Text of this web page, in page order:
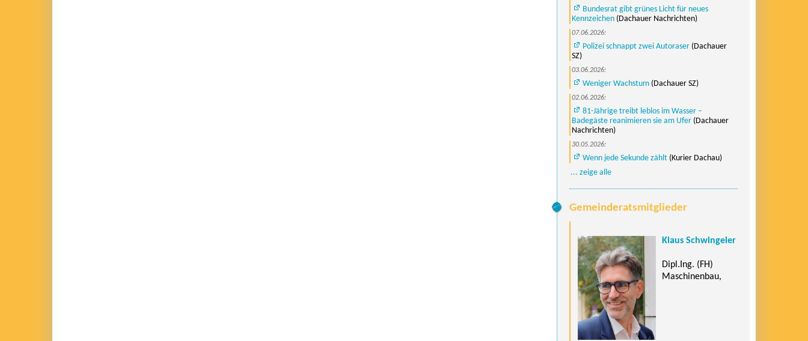
Bundesrat gibt grünes Licht für neues
Kennzeichen (Dachauer Nachrichten)
07.06.2026:
Polizei schnappt zwei Autoraser (Dachauer
SZ)
03.06.2026:
Weniger Wachstum (Dachauer SZ)
02.06.2026:
81-Jährige treibt leblos im Wasser –
Badegäste reanimieren sie am Ufer (Dachauer
Nachrichten)
30.05.2026:
Wenn jede Sekunde zählt (Kurier Dachau)
... zeige alle
Gemeinderatsmitglieder
Klaus Schwingeler
Dipl.Ing. (FH)
Maschinenbau,